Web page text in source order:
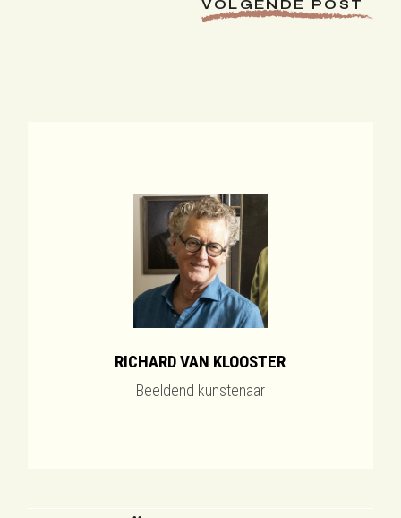
VOLGENDE POST
RICHARD VAN KLOOSTER
Beeldend kunstenaar